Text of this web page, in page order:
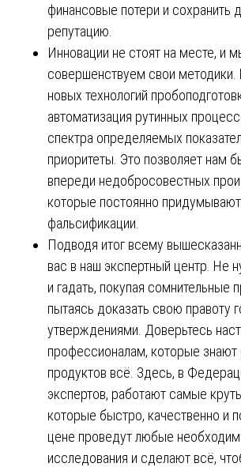
финансовые потери и сохранить
репутацию.
Инновации не стоят на месте, и
совершенствуем свои методики.
новых технологий
автоматизация рутинных
спектра определяемых
приоритеты. Это позволяет нам
впереди недобросовестных
которые постоянно
фальсификации.
Подводя итог всему
вас в наш экспертный центр. Не
и гадать, покупая сомнительные
пытаясь доказать свою правоту
утверждениями. Доверьтесь
профессионалам, которые знают
продуктов всё. Здесь, в
экспертов, работают самые
которые быстро, качественно и
цене проведут любые
исследования и сделают всё,